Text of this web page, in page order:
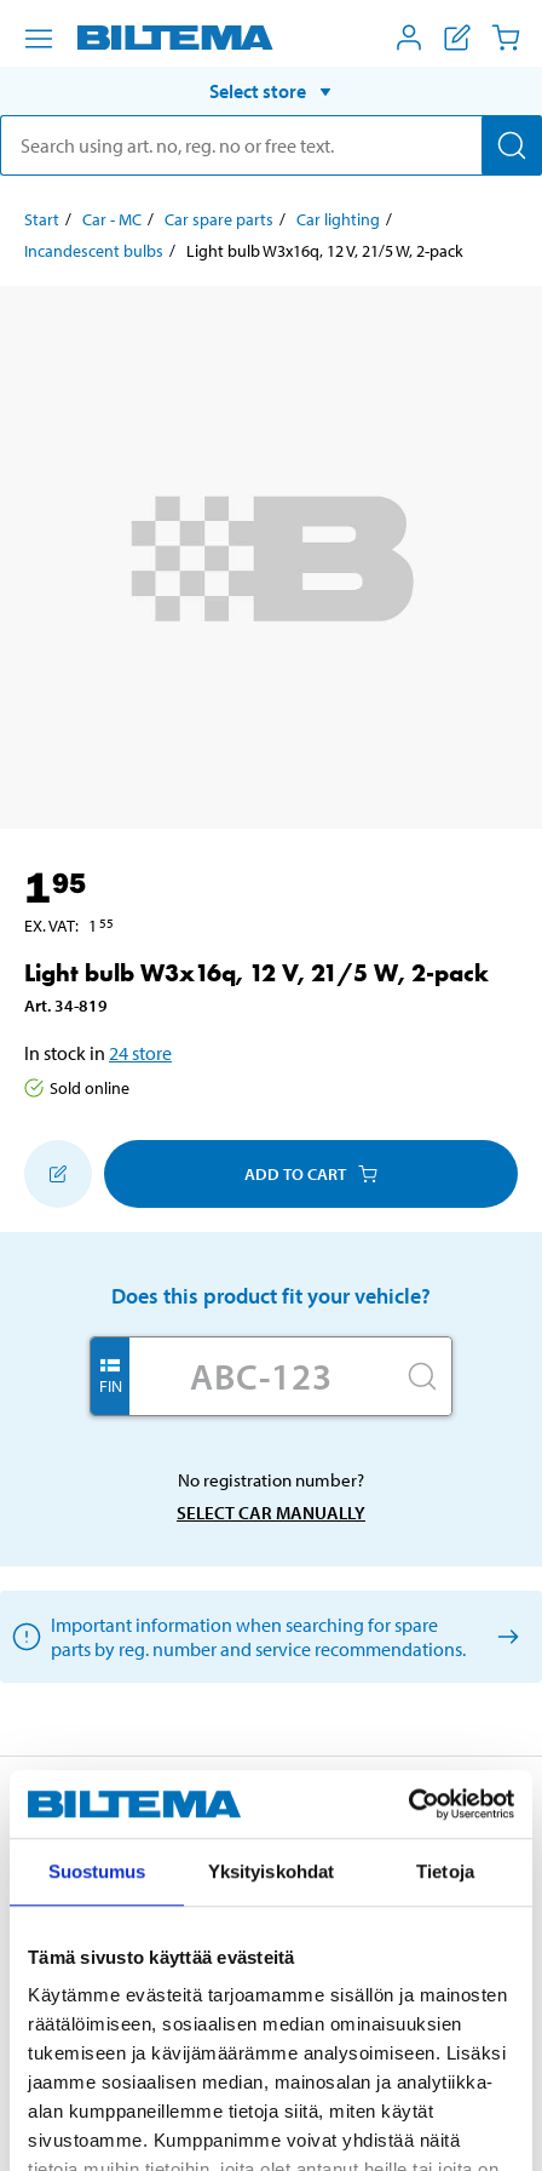
Suostumus Yksityiskohdat Tietoja
Tämä sivusto käyttää evästeitä
Käytämme evästeitä tarjoamamme sisällön ja mainosten
räätälöimiseen, sosiaalisen median ominaisuuksien
tukemiseen ja kävijämäärämme analysoimiseen. Lisäksi
jaamme sosiaalisen median, mainosalan ja analytiikka-
alan kumppaneillemme tietoja siitä, miten käytät
sivustoamme. Kumppanimme voivat yhdistää näitä
Select store
Start Car - MC Car spare parts
Car lighting
Incandescent bulbs
Light bulb W3x16q, 12 V, 21/5 W, 2-pack
195
EX. VAT: 1 55
Light bulb W3x16q, 12 V, 21/5 W, 2-pack
Art. 34-819
In stock in 24store
Sold online
ADD TO CART
Does this product fit your vehicle?
FIN
No registration number?
SELECT CAR MANUALLY
Important information when searching for spare
parts by reg. number and service recommendations.
Description
Light bulb for parking, rear and brake lights,
Approved for road traffic use.
Technical specifications
Voltage
12 V DC